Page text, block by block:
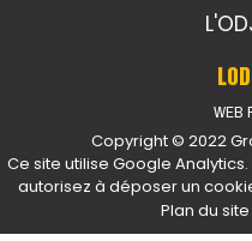
WEB
Copyright © 2022
Ce site utilise Google
autorisez à déposer un
Plan du site